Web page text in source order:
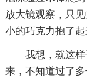
放大镜观察，只
小的巧克力抱了起
我想，就这
来，不知道过了